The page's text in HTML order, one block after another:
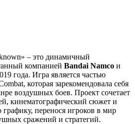
– это динамичный
компанией Bandai Namco и
года. Игра является частью
которая зарекомендовала себя
воздушных боев. Проект сочетает
кинематографический сюжет и
перенося игроков в мир
сражений и стратегий.